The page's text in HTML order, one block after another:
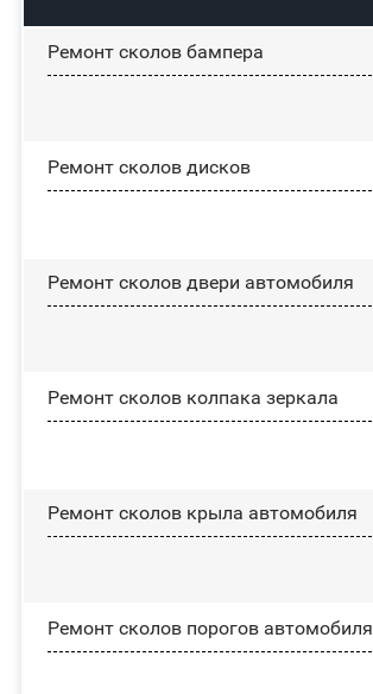
Ремонт сколов бампера
Ремонт сколов дисков
Ремонт сколов двери автомобиля
Ремонт сколов колпака зеркала
Ремонт сколов крыла автомобиля
Ремонт сколов порогов автомобиля